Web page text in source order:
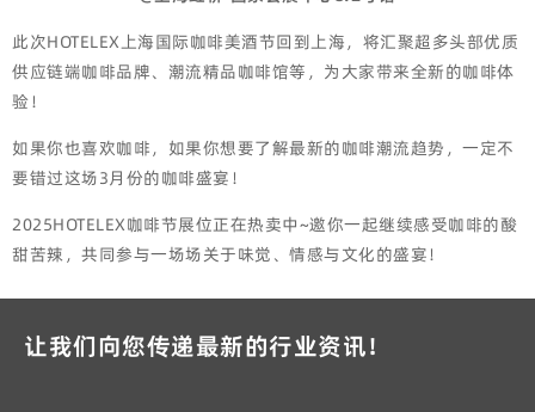
此次HOTELEX上海国际咖啡美酒节回到上海，将汇聚超多头部优质
供应链端咖啡品牌、潮流精品咖啡馆等，为大家带来全新的咖啡体
验！
如果你也喜欢咖啡，如果你想要了解最新的咖啡潮流趋势，一定不
要错过这场3月份的咖啡盛宴！
2025HOTELEX咖啡节展位正在热卖中~邀你一起继续感受咖啡的酸
甜苦辣，共同参与一场场关于味觉、情感与文化的盛宴！
让我们向您传递最新的行业资讯！